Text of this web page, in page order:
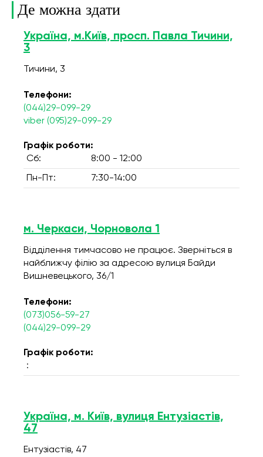
Де можна здати
Україна, м.Київ, просп. Павла Тичини,
3
Тичини, 3
Телефони:
(044)29-099-29
viber (095)29-099-29
Графік роботи:
Сб:
8:00 - 12:00
Пн-Пт: 7:30-14:00
м. Черкаси, Чорновола 1
Відділення тимчасово не працює. Зверніться в
найближчу філію за адресою вулиця Байди
Вишневецького, 36/1
Телефони:
(073)056-59-27
(044)29-099-29
Графік роботи:
:
Україна, м. Київ, вулиця Ентузіастів,
47
Ентузіастів, 47